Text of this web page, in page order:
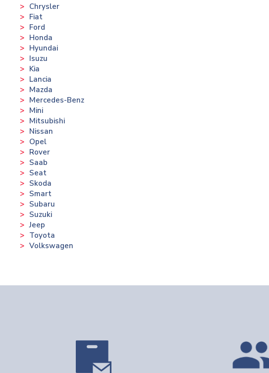
Chrysler
Fiat
Ford
Honda
Hyundai
Isuzu
Kia
Lancia
Mazda
Mercedes-Benz
Mini
Mitsubishi
Nissan
Opel
Rover
Saab
Seat
Skoda
Smart
Subaru
Suzuki
Jeep
Toyota
Volkswagen